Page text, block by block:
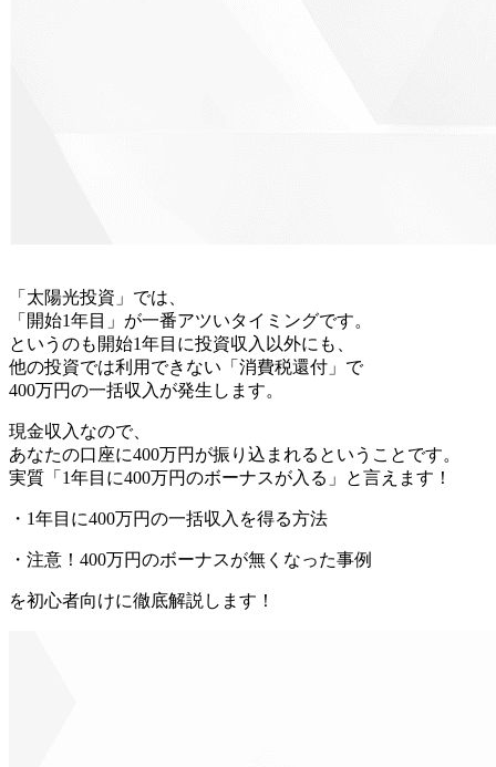
「太陽光投資」 では、
「開始1年目」が一番アツいタイミングです。
というのも開始1年目に投資収入以外にも、
他の投資では利用できない「消費税還付」で
400万円の一括収入 が発生します。
現金収入なので、
あなたの口座に400万円が振り込まれるということです。
実質「1年目に400万円のボーナスが入る」と言えます！
・1年目に400万円の一括収入を得る方法
・注意！400万円のボーナスが無くなった事例
を初心者向けに徹底解説します！